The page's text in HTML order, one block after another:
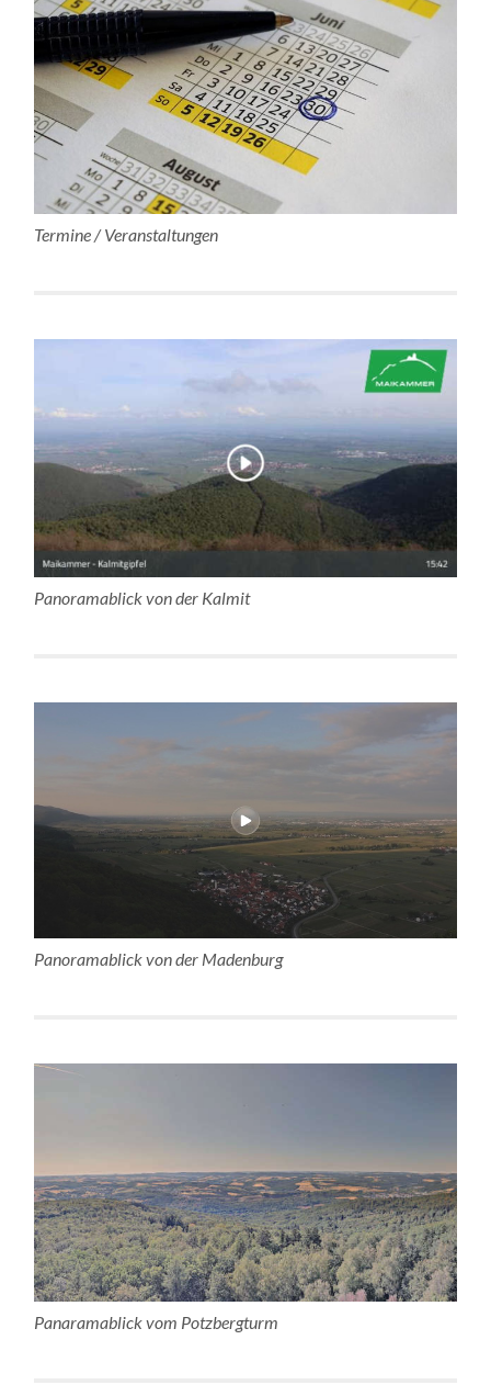
Termine / Veranstaltungen
Panoramablick von der Kalmit
Panoramablick von der Madenburg
Panaramablick vom Potzbergturm